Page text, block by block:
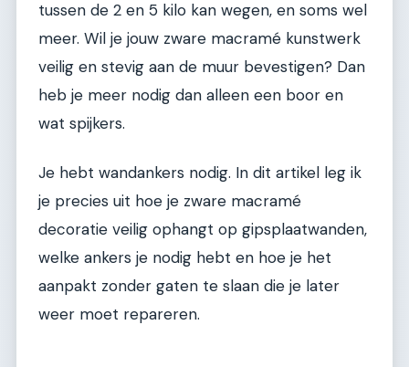
tussen de 2 en 5 kilo kan wegen, en soms wel
meer. Wil je jouw zware macramé kunstwerk
veilig en stevig aan de muur bevestigen? Dan
heb je meer nodig dan alleen een boor en
wat spijkers.
Je hebt wandankers nodig. In dit artikel leg ik
je precies uit hoe je zware macramé
decoratie veilig ophangt op gipsplaatwanden,
welke ankers je nodig hebt en hoe je het
aanpakt zonder gaten te slaan die je later
weer moet repareren.